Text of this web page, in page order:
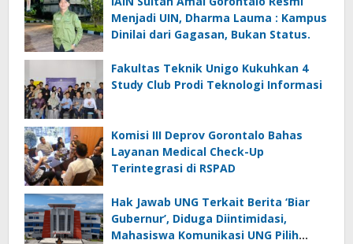
Menjadi UIN, Dharma Lauma : Kampus
Dinilai dari Gagasan, Bukan Status.
Fakultas Teknik Unigo Kukuhkan 4
Study Club Prodi Teknologi Informasi
Komisi III Deprov Gorontalo Bahas
Layanan Medical Check-Up
Terintegrasi di RSPAD
Hak Jawab UNG Terkait Berita ‘Biar
Gubernur’, Diduga Diintimidasi,
Mahasiswa Komunikasi UNG Pilih